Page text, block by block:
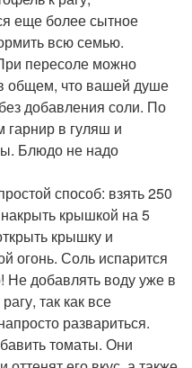
еще более сытное
всю семью.
пересоле можно
в общем, что вашей душе
добавления соли. По
гарнир в гуляш и
Блюдо не надо
способ: взять 250
крышкой на 5
крышку и
огонь. Соль испарится
Не добавлять воду уже в
так как все
развариться.
томаты. Они